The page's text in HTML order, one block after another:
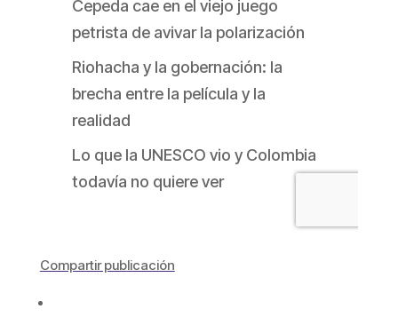
Compartir publicación